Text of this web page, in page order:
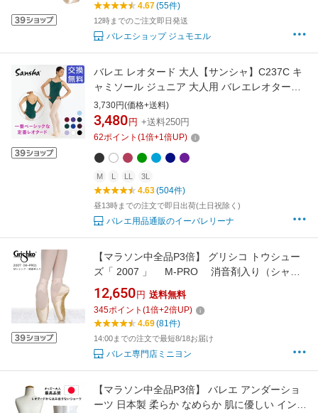
4.67(55件)
12時までのご注文即日発送
バレエショップ ジュモエル
バレエ レオタード 大人【サンシャ】C237C キ
ャミソール ジュニア 大人用 バレエレオタード
肩紐 シンプル おしゃれ コットン 綿 ストレッチ
伸縮 ホワイト 白 ブラック 黒 バーガンディー
パープル ネイビー グリーン 140 150 160 170
3,730円(価格+送料)
3,480 円 +送料250円
62ポイント (1倍+1倍UP)
M L LL 3L
4.63(504件)
昼13時までの注文で即日出荷(土日祝除く)
バレエ用品通販のイーバレリーナ
【マラソン中全品P3倍】 グリシコ トウシュー
ズ「 2007 」 M-PRO 消音剤入り（シャン
クM プロ）ポワント ポアント ポイント トゥ
シューズ バレエ Grishko 2007 ミニヨン
12,650 円 送料無料
345ポイント (1倍+2倍UP)
4.69(81件)
14:00までの注文で最短8/18お届け
バレエ専門店ミニヨン
【マラソン中全品P3倍】 バレエ アンダーショ
ーツ 日本製 柔らか なめらか 肌に優しい インナ